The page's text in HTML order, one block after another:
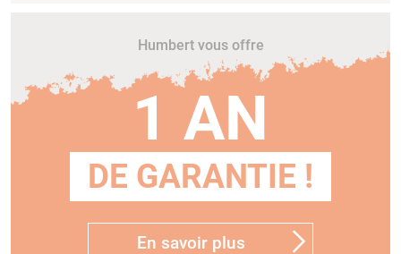
Humbert vous offre
1 AN
DE GARANTIE !
En savoir plus